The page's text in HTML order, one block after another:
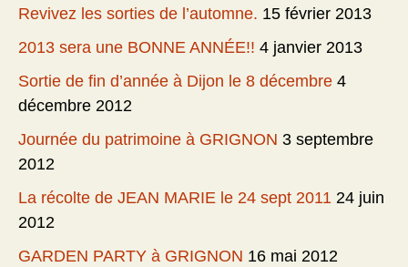
Revivez les sorties de l’automne. 15 février 2013
2013 sera une BONNE ANNÉE!! 4 janvier 2013
Sortie de fin d’année à Dijon le 8 décembre 4
décembre 2012
Journée du patrimoine à GRIGNON 3 septembre
2012
La récolte de JEAN MARIE le 24 sept 2011 24 juin
2012
GARDEN PARTY à GRIGNON 16 mai 2012